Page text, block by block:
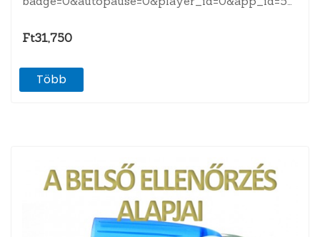
a terv-tény elemzésbeA tervezés folyamataA
módszerekEsettanulmányok…
Ft31,750
Több